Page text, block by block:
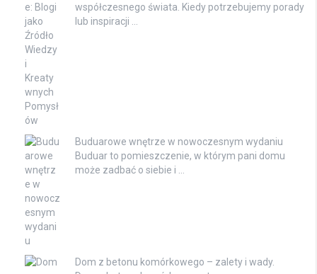
współczesnego świata. Kiedy potrzebujemy porady
lub inspiracji …
Buduarowe wnętrze w nowoczesnym wydaniu
Buduar to pomieszczenie, w którym pani domu
może zadbać o siebie i …
Dom z betonu komórkowego – zalety i wady.